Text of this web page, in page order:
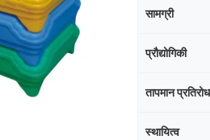
सामग्री
प्रौद्योगिकी
तापमान प्रतिरोध
स्थायित्व